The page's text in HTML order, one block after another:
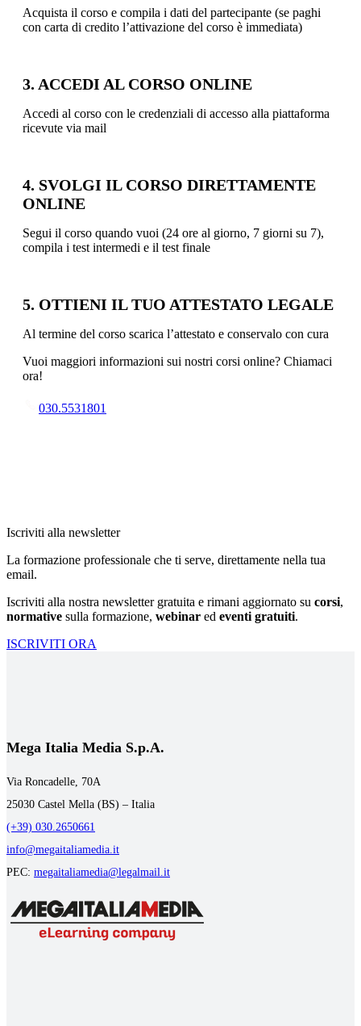
Acquista il corso e compila i dati del partecipante (se paghi
con carta di credito l’attivazione del corso è immediata)
3. ACCEDI AL CORSO ONLINE
Accedi al corso con le credenziali di accesso alla piattaforma
ricevute via mail
4. SVOLGI IL CORSO DIRETTAMENTE
ONLINE
Segui il corso quando vuoi (24 ore al giorno, 7 giorni su 7),
compila i test intermedi e il test finale
5. OTTIENI IL TUO ATTESTATO LEGALE
Al termine del corso scarica l’attestato e conservalo con cura
Vuoi maggiori informazioni sui nostri corsi online? Chiamaci
ora!
030.5531801
Iscriviti alla newsletter
La formazione professionale che ti serve, direttamente nella tua
email.
Iscriviti alla nostra newsletter gratuita e rimani aggiornato su corsi,
normative sulla formazione, webinar ed eventi gratuiti.
ISCRIVITI ORA
Mega Italia Media S.p.A.
Via Roncadelle, 70A
25030 Castel Mella (BS) – Italia
(+39) 030.2650661
info@megaitaliamedia.it
PEC: megaitaliamedia@legalmail.it